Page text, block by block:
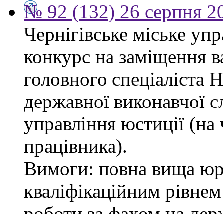
№ 92 (132) 26 серпня
Чернігівське міське
конкурс на заміщення
головного спеціаліста
державної виконавчої
управління юстиції (на
працівника).
Вимоги: повна вища
кваліфікаційним